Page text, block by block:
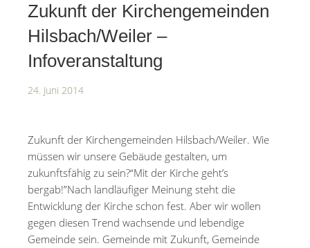
Zukunft der Kirchengemeinden
Hilsbach/Weiler –
Infoveranstaltung
24. Juni 2014
Zukunft der Kirchengemeinden Hilsbach/Weiler. Wie
müssen wir unsere Gebäude gestalten, um
zukunftsfähig zu sein?“Mit der Kirche geht’s
bergab!”Nach landläufiger Meinung steht die
Entwicklung der Kirche schon fest. Aber wir wollen
gegen diesen Trend wachsende und lebendige
Gemeinde sein. Gemeinde mit Zukunft, Gemeinde